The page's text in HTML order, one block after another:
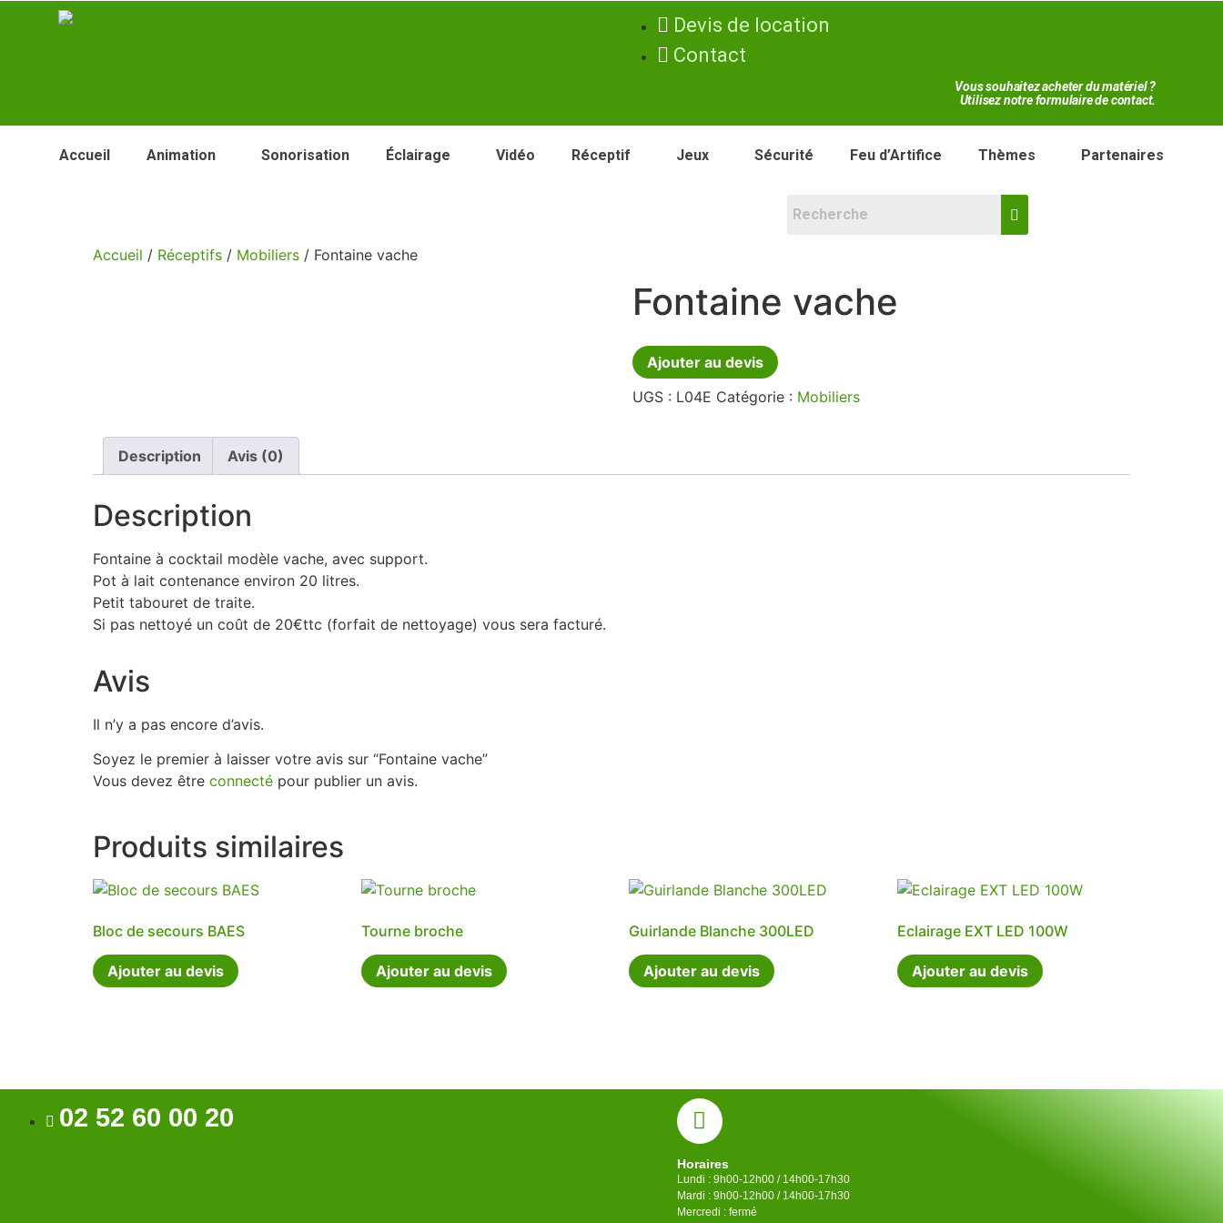
Devis de location
Contact
Vous souhaitez acheter du matériel ?
Utilisez notre formulaire de contact.
Accueil Animation Sonorisation Éclairage Vidéo Réceptif Jeux Sécurité Feu d’Artifice Thèmes Partenaires
Accueil / Réceptifs / Mobiliers / Fontaine vache
Fontaine vache
Ajouter au devis
UGS : L04E Catégorie : Mobiliers
Description Avis (0)
Description
Fontaine à cocktail modèle vache, avec support.
Pot à lait contenance environ 20 litres.
Petit tabouret de traite.
Si pas nettoyé un coût de 20€ttc (forfait de nettoyage) vous sera facturé.
Avis
Il n’y a pas encore d’avis.
Soyez le premier à laisser votre avis sur “Fontaine vache”
Vous devez être connecté pour publier un avis.
Produits similaires
Bloc de secours BAES
Ajouter au devis
Tourne broche
Ajouter au devis
Guirlande Blanche 300LED
Ajouter au devis
Eclairage EXT LED 100W
Ajouter au devis
02 52 60 00 20
Horaires
Lundi : 9h00-12h00 / 14h00-17h30
Mardi : 9h00-12h00 / 14h00-17h30
Mercredi : fermé